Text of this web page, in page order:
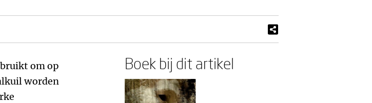
om op
worden
Boek bij dit artikel